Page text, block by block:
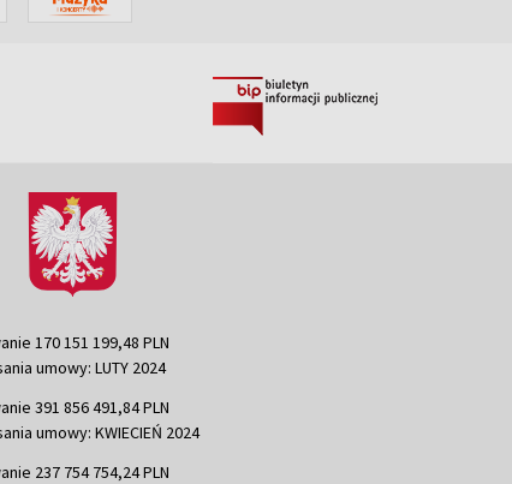
170 151 199,48 PLN
umowy: LUTY 2024
391 856 491,84 PLN
umowy: KWIECIEŃ 2024
237 754 754,24 PLN